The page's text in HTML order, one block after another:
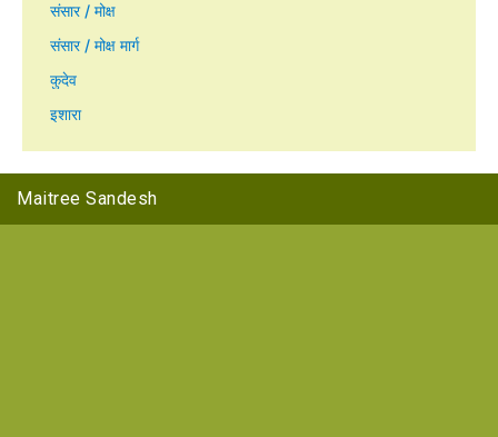
संसार / मोक्ष
संसार / मोक्ष मार्ग
कुदेव
इशारा
Maitree Sandesh